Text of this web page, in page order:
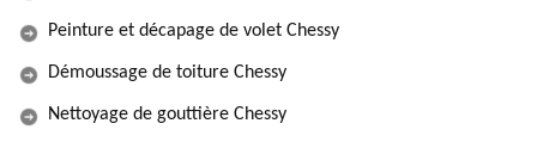
Peinture et décapage de volet Chessy
Démoussage de toiture Chessy
Nettoyage de gouttière Chessy